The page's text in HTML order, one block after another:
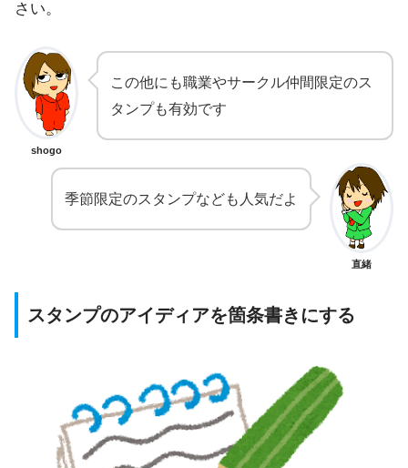
さい。
shogo
この他にも職業やサークル仲間限定のス
タンプも有効です
直緒
季節限定のスタンプなども人気だよ
スタンプのアイディアを箇条書きにする